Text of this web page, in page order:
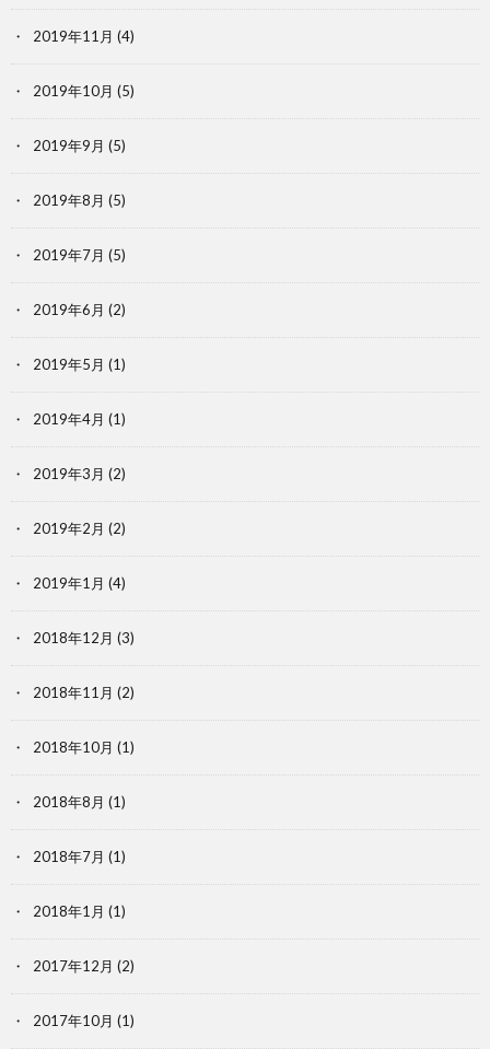
2019年11月 (4)
2019年10月 (5)
2019年9月 (5)
2019年8月 (5)
2019年7月 (5)
2019年6月 (2)
2019年5月 (1)
2019年4月 (1)
2019年3月 (2)
2019年2月 (2)
2019年1月 (4)
2018年12月 (3)
2018年11月 (2)
2018年10月 (1)
2018年8月 (1)
2018年7月 (1)
2018年1月 (1)
2017年12月 (2)
2017年10月 (1)